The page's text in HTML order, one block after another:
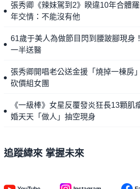
張秀卿《辣妹駕到2》睽違10年合體
年交情：不能沒有他
61歲于美人為做節目閃到腰跛腳現身
一半送醫
張秀卿開唱老公送金援「燒掉一棟
砍價組女團
《一級棒》女星反覆發炎狂長13顆肌
婚天天「做人」抽空現身
追蹤緯來 掌握未來